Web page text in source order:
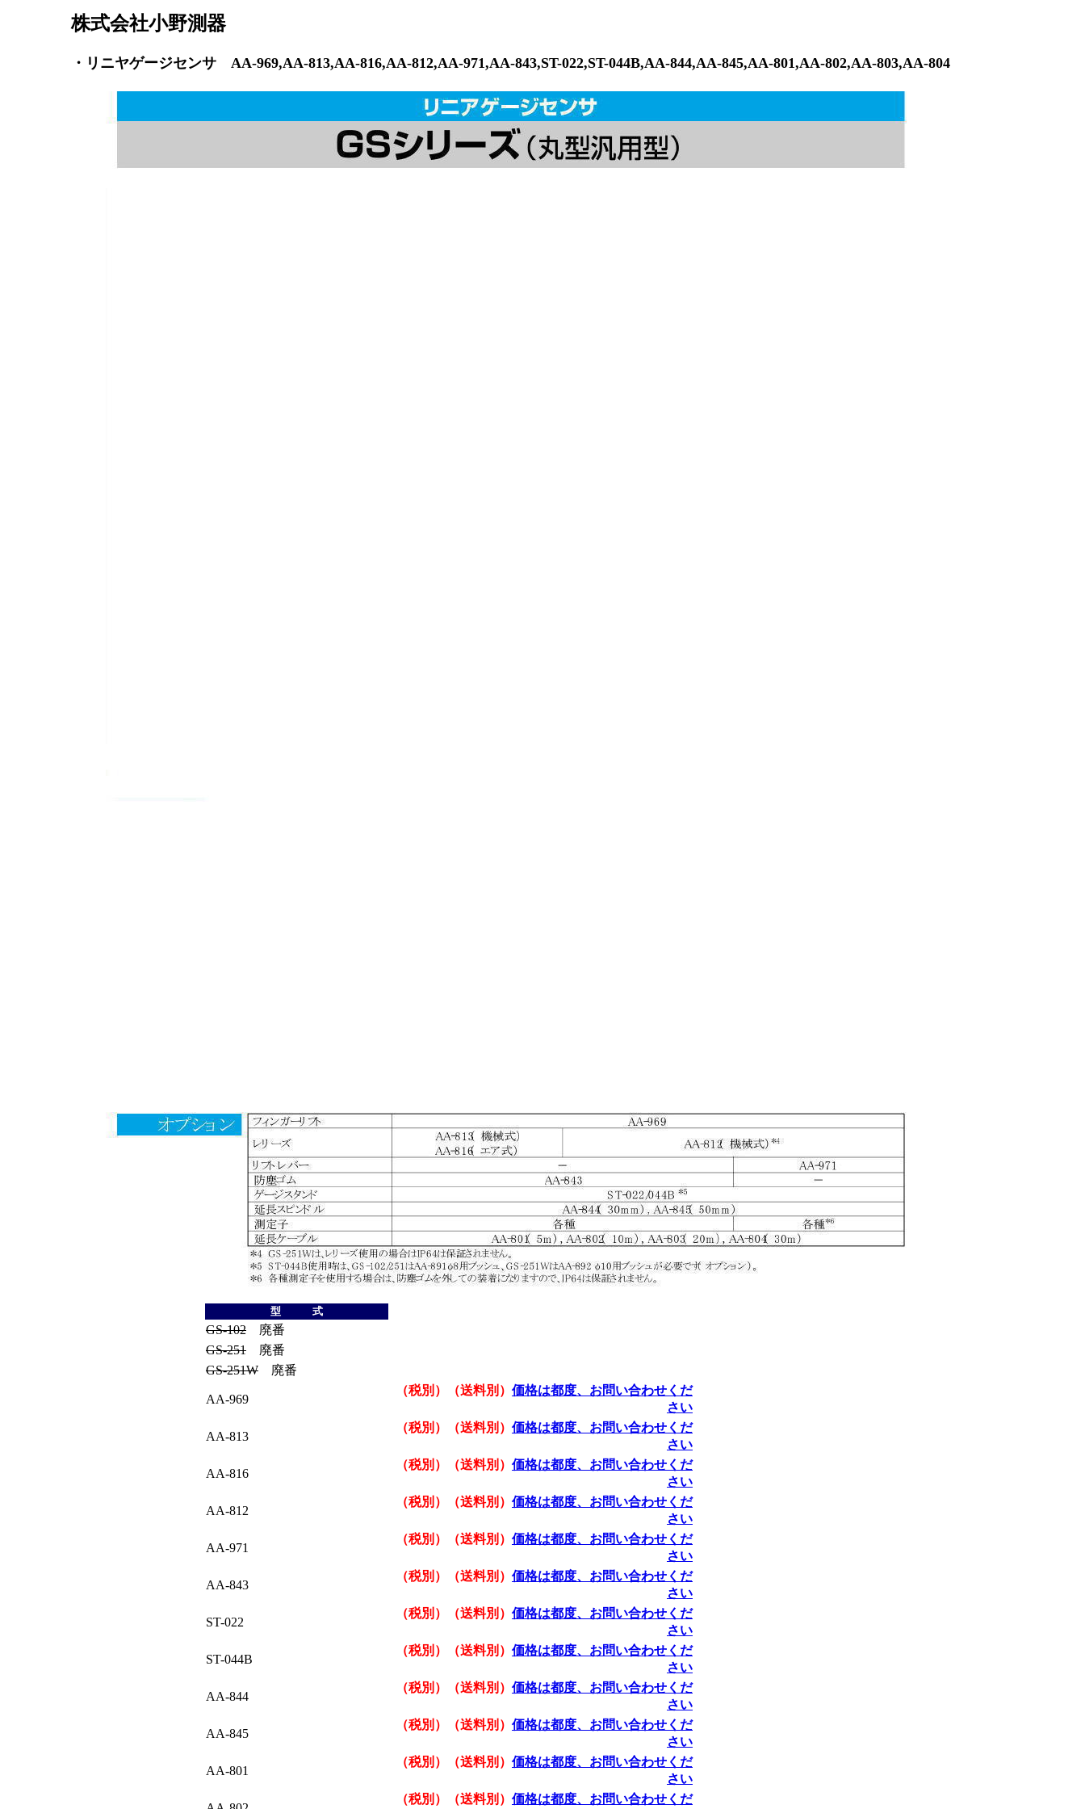
株式会社小野測器
・リニヤゲージセンサ AA-969,AA-813,AA-816,AA-812,AA-971,AA-843,ST-022,ST-044B,AA-844,AA-845,AA-801,AA-802,AA-803,AA-804
型 式
GS-102 廃番
GS-251 廃番
GS-251W 廃番
AA-969
（税別）（送料別） 価格は都度、お問い合わせくだ
さい
AA-813
（税別）（送料別） 価格は都度、お問い合わせくだ
さい
AA-816
（税別）（送料別） 価格は都度、お問い合わせくだ
さい
AA-812
（税別）（送料別） 価格は都度、お問い合わせくだ
さい
AA-971
（税別）（送料別） 価格は都度、お問い合わせくだ
さい
AA-843
（税別）（送料別） 価格は都度、お問い合わせくだ
さい
ST-022
（税別）（送料別） 価格は都度、お問い合わせくだ
さい
ST-044B
（税別）（送料別） 価格は都度、お問い合わせくだ
さい
AA-844
（税別）（送料別） 価格は都度、お問い合わせくだ
さい
AA-845
（税別）（送料別） 価格は都度、お問い合わせくだ
さい
AA-801
（税別）（送料別） 価格は都度、お問い合わせくだ
さい
（税別）（送料別） 価格は都度、お問い合わせくだ